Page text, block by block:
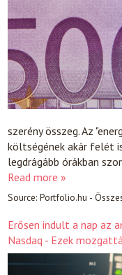
szerény összeg. Az
költségének akár felét
legdrágább órákban
Read more »
Source:Portfolio.hu -
Erősen indult a nap az
Nasdaq - Ezek